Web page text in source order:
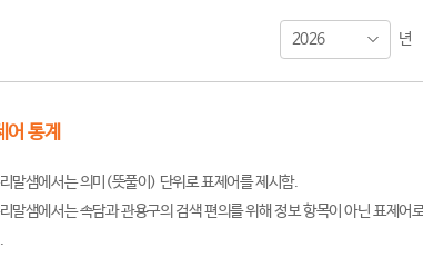
2026 년
어 통계
말샘에서는 의미(뜻풀이) 단위로 표제어를 제시함.
말샘에서는 속담과 관용구의 검색 편의를 위해 정보 항목이 아닌 표제어